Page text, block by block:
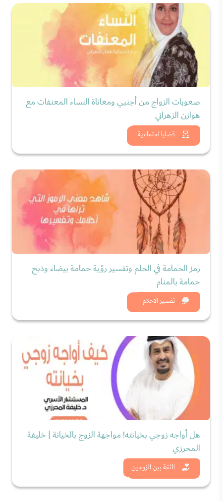
قضايا اجتماعية
صعوبات الزواج من أجنبي ومعاناة النساء المعنفات مع
هوازن الزهراني
شاهد الان
تفسير الاحلام
رمز الحمامة في الحلم وتفسير رؤية حمامة بيضاء وذبح
حمامة بالمنام
شاهد الان
الثقة بين الزوجين
هل أواجه زوجي بخيانته! مواجهة الزوج بالخيانة | خليفة
المحرزي
شاهد الان